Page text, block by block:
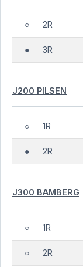
○ 2R
● 3R
J200 PILSEN
○ 1R
● 2R
J300 BAMBERG
○ 1R
○ 2R